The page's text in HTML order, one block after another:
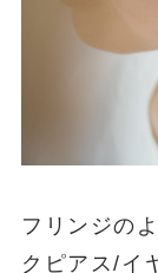
フリンジの
クピアス/イ